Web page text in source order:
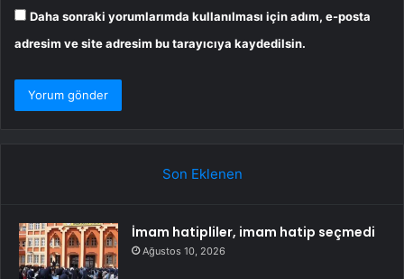
Daha sonraki yorumlarımda kullanılması için adım, e-posta
adresim ve site adresim bu tarayıcıya kaydedilsin.
Son Eklenen
İmam hatipliler, imam hatip seçmedi
Ağustos 10, 2026